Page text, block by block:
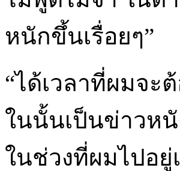
หนักขึ้นเรื่อยๆ”
“ได้เวลาที่ผมจะ
ในนั้นเป็นข่าวห
ในช่วงที่ผมไปอยู่